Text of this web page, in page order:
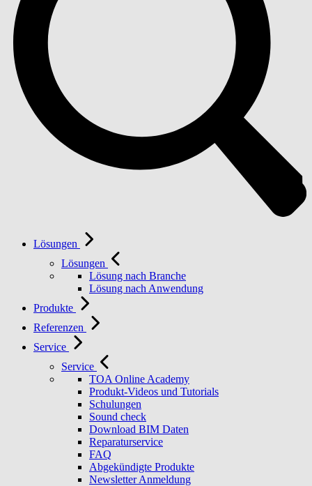
Lösungen
Lösungen
Lösung nach Branche
Lösung nach Anwendung
Produkte
Referenzen
Service
Service
TOA Online Academy
Produkt-Videos und Tutorials
Schulungen
Sound check
Download BIM Daten
Reparaturservice
FAQ
Abgekündigte Produkte
Newsletter Anmeldung